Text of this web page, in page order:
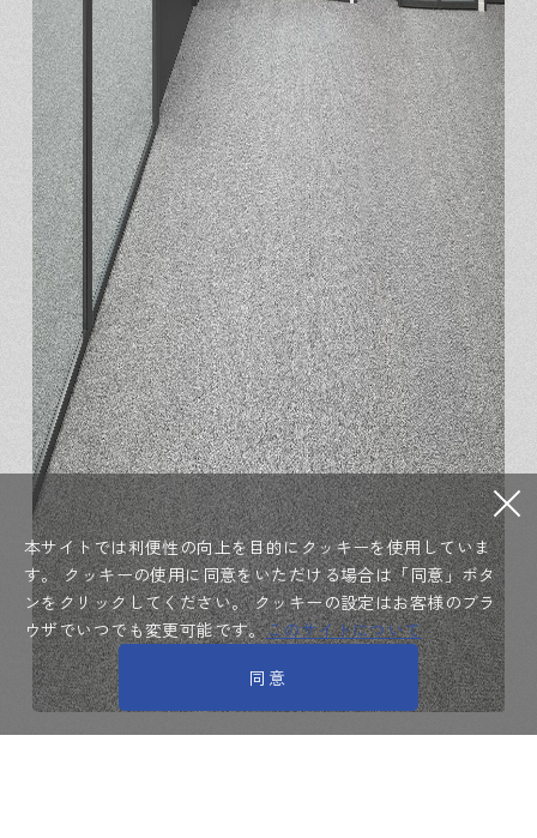
本サイトでは利便性の向上を目的にクッキーを使用していま
す。クッキーの使用に同意をいただける場合は「同意」ボタ
ンをクリックしてください。クッキーの設定はお客様のブラ
ウザでいつでも変更可能です。このサイトについて
同意